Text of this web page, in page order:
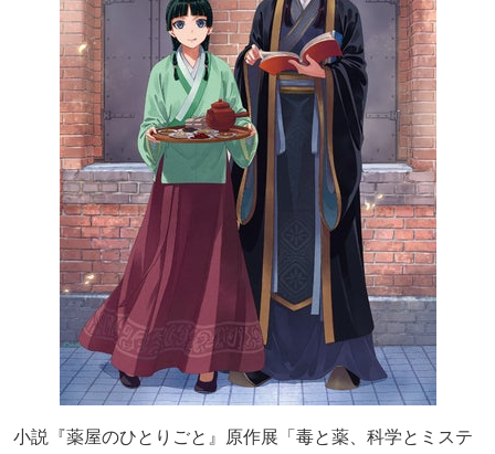
小説『薬屋のひとりごと』原作展「毒と薬、科学とミステ